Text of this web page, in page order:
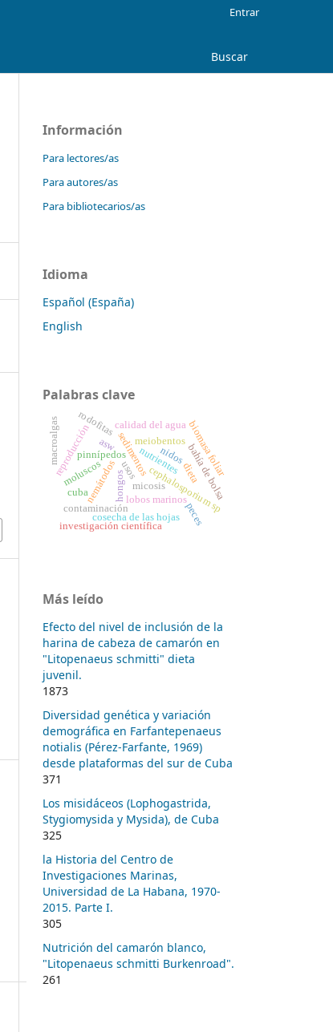
Buscar
Entrar
Información
Para lectores/as
Para autores/as
Para bibliotecarios/as
Idioma
Español (España)
English
Palabras clave
cephalosporium sp
hongoslobos marinos
micosis
pinnípedos
contaminación
sedimentos bahía de bolsa
meiobentos
nemátodos
biomasa foliar
cosecha de las hojas
reproducción
moluscos
investigación científica
macroalgas asw
cuba
nutrientes
calidad del agua
nidos
rodofitas
peces
usos dieta
Más leído
Efecto del nivel de inclusión de la
harina de cabeza de camarón en
"Litopenaeus schmitti" dieta
juvenil.
1873
Diversidad genética y variación
demográfica en Farfantepenaeus
notialis (Pérez-Farfante, 1969)
desde plataformas del sur de Cuba
371
Los misidáceos (Lophogastrida,
Stygiomysida y Mysida), de Cuba
325
la Historia del Centro de
Investigaciones Marinas,
Universidad de La Habana, 1970-
2015. Parte I.
305
Nutrición del camarón blanco,
"Litopenaeus schmitti Burkenroad".
261